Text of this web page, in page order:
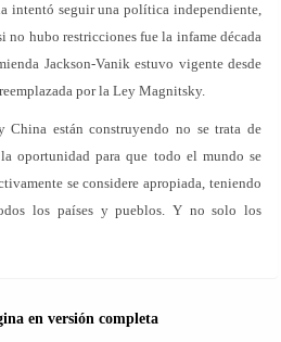
intentó seguir una política independiente,
no hubo restricciones fue la infame década
Jackson-Vanik estuvo vigente desde
por la Ley Magnitsky.
están construyendo no se trata de
oportunidad para que todo el mundo se
se considere apropiada, teniendo
los países y pueblos. Y no solo los
en versión completa